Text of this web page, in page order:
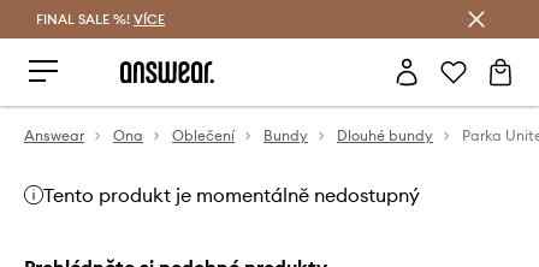
FINAL SALE %! VÍCE
Answear Ona Oblečení Bundy Dlouhé bundy Parka
Tento produkt je momentálně nedostupný